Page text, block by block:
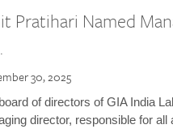
Pratihari Named
30, 2025
of directors of GIA India
director, responsible for